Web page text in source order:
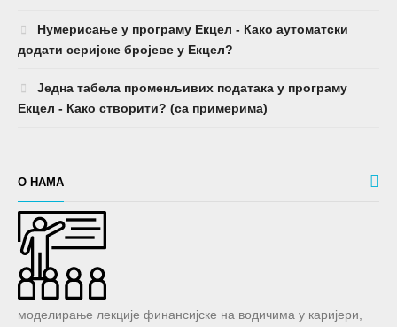
Нумерисање у програму Екцел - Како аутоматски
додати серијске бројеве у Екцел?
Једна табела променљивих података у програму
Екцел - Како створити? (са примерима)
О НАМА
моделирање лекције финансијске на водичима у каријери,